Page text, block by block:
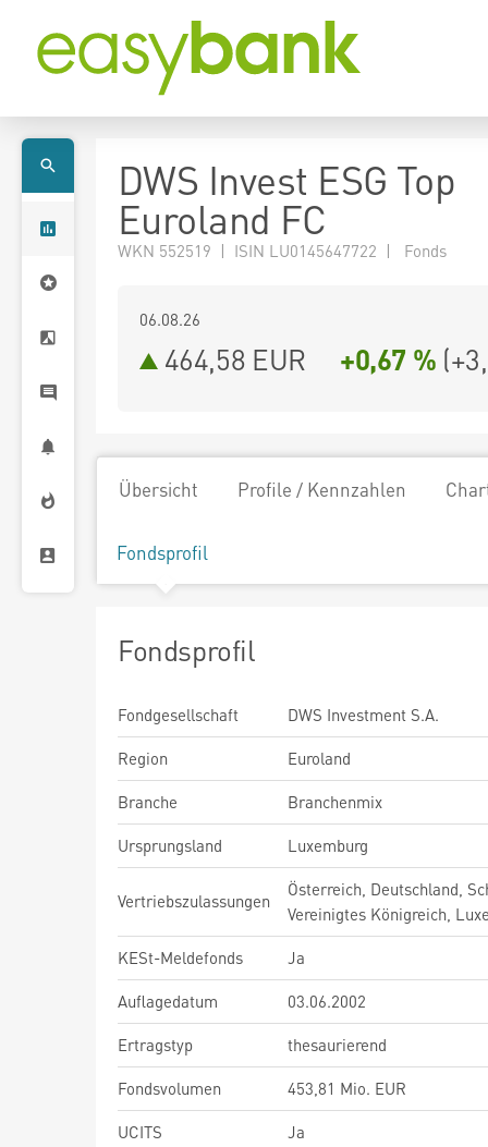
DWS Invest ESG Top
Euroland FC
WKN 552519 | ISIN LU0145647722 | Fonds
06.08.26
464,58 EUR +0,67 % (
Übersicht Profile / Kennzahlen
Fondsprofil
Fondsprofil
Fondgesellschaft
DWS Investment S.A.
Region
Euroland
Branche
Branchenmix
Ursprungsland
Luxemburg
Vertriebszulassungen
Österreich, Deutschland,
Vereinigtes Königreich,
KESt-Meldefonds
Ja
Auflagedatum
03.06.2002
Ertragstyp
thesaurierend
Fondsvolumen
453,81 Mio. EUR
UCITS
Ja